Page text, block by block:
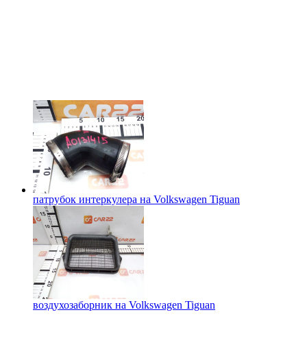
патрубок интеркулера на Volkswagen Tiguan
воздухозаборник на Volkswagen Tiguan